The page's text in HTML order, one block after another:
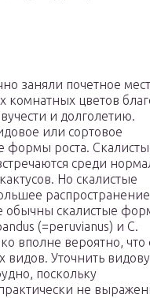
заняли почетное
комнатных цветов
и долголетию.
или сортовое
формы роста.
среди
Но скалистые
обычны скалистые
(=peruvianus) и С.
вполне вероятно, что
видов. Уточнить
поскольку
не